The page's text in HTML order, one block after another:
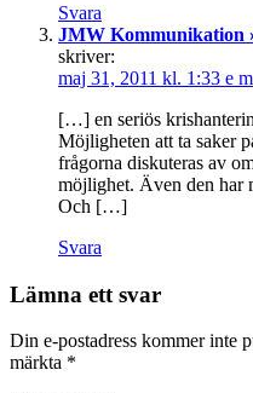
Svara
JMW Kommunikation
skriver:
maj 31, 2011 kl. 1:33 e m
[…] en seriös
Möjligheten att ta saker
frågorna diskuteras av
möjlighet. Även den har
Och […]
Svara
Lämna ett svar
Din e-postadress kommer inte
märkta *